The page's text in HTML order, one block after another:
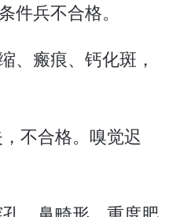
件兵不合格。
、瘢痕、钙化斑，
不合格。嗅觉迟